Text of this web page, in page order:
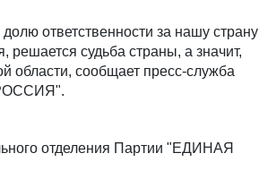
ответственности за нашу страну
судьба страны, а значит,
области, сообщает пресс-служба
РОССИЯ".
отделения Партии "ЕДИНАЯ